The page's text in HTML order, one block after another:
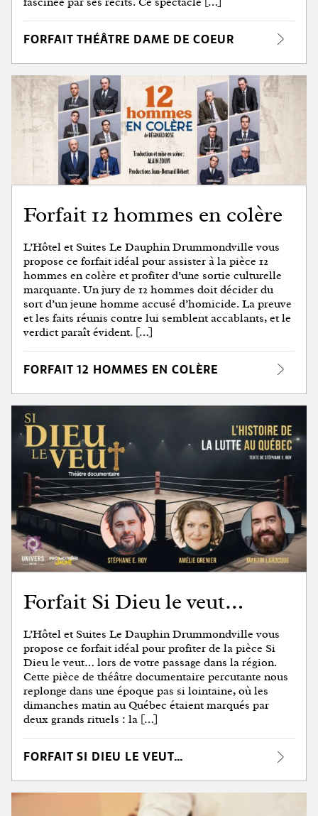
FORFAIT THÉÂTRE DAME DE COEUR
Forfait 12 hommes en colère
L’Hôtel et Suites Le Dauphin Drummondville vous
propose ce forfait idéal pour assister à la pièce 12
hommes en colère et profiter d’une sortie culturelle
marquante. Un jury de 12 hommes doit décider du
sort d’un jeune homme accusé d’homicide. La preuve
et les faits réunis contre lui semblent accablants, et le
verdict paraît évident. […]
FORFAIT 12 HOMMES EN COLÈRE
Forfait Si Dieu le veut…
L’Hôtel et Suites Le Dauphin Drummondville vous
propose ce forfait idéal pour profiter de la pièce Si
Dieu le veut… lors de votre passage dans la région.
Cette pièce de théâtre documentaire percutante nous
replonge dans une époque pas si lointaine, où les
dimanches matin au Québec étaient marqués par
deux grands rituels : la […]
FORFAIT SI DIEU LE VEUT…